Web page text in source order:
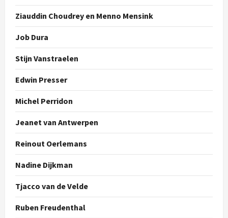
Ziauddin Choudrey en Menno Mensink
Job Dura
Stijn Vanstraelen
Edwin Presser
Michel Perridon
Jeanet van Antwerpen
Reinout Oerlemans
Nadine Dijkman
Tjacco van de Velde
Ruben Freudenthal